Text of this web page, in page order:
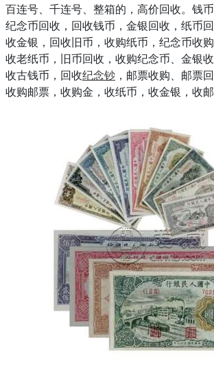
百连号、千连号、整箱的，高价回收。钱币
纪念币回收，回收钱币，金银回收，纸币
收金银，回收旧币，收购纸币，纪念币收
收老纸币，旧币回收，收购纪念币、金银
收古钱币，回收纪念钞 ，邮票收购、邮票
收购邮票，收购金，收纸币，收金银，收邮